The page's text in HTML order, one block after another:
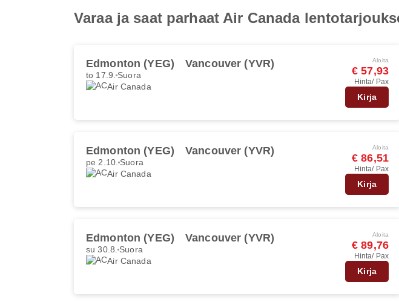
Varaa ja saat parhaat Air Canada
Edmonton (YEG) Vancouver (YVR)
to 17.9. Suora
Air Canada
Aloita
€ 57,93
Hinta/ Pax
Kirja
Edmonton (YEG) Vancouver (YVR)
pe 2.10. Suora
Air Canada
Aloita
€ 86,51
Hinta/ Pax
Kirja
Edmonton (YEG) Vancouver (YVR)
su 30.8. Suora
Air Canada
Aloita
€ 89,76
Hinta/ Pax
Kirja